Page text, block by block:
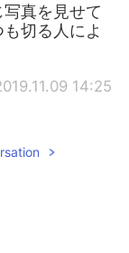
真を見せて
切る人によ
14:25
ます！😎